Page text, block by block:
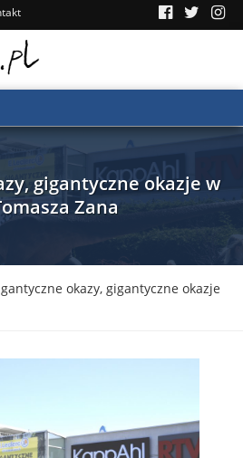
gigantyczne okazje w
Zana
okazy, gigantyczne okazje